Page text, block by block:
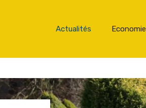
Actualités Economie